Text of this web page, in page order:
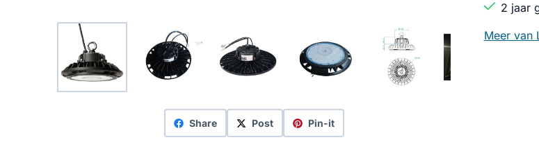
Share Post Pin-it
2 jaar
Meer van